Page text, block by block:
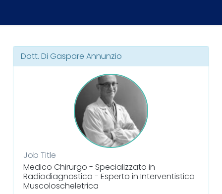
Dott. Di Gaspare Annunzio
Job Title
Medico Chirurgo - Specializzato in
Radiodiagnostica - Esperto in Interventistica
Muscoloscheletrica